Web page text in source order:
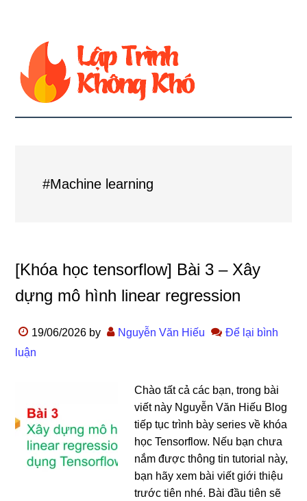
#Machine learning
[Khóa học tensorflow] Bài 3 – Xây
dựng mô hình linear regression
19/06/2026 by Nguyễn Văn Hiếu
Để lại bình
luận
Chào tất cả các bạn, trong bài
viết này Nguyễn Văn Hiếu Blog
tiếp tục trình bày series về khóa
học Tensorflow. Nếu bạn chưa
nắm được thông tin tutorial này,
bạn hãy xem bài viết giới thiệu
trước tiên nhé. Bài đầu tiên sẽ